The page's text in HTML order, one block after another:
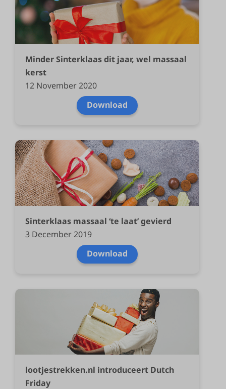
Minder Sinterklaas dit jaar, wel massaal
kerst
12 November 2020
Download
Sinterklaas massaal ‘te laat’ gevierd
3 December 2019
Download
lootjestrekken.nl introduceert Dutch
Friday